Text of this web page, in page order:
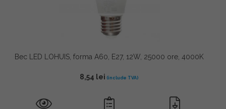
Bec LED LOHUIS, forma A60, E27, 12W, 25000 ore, 4000K
8,54 lei